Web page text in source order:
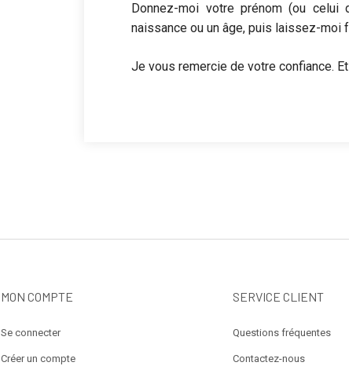
Donnez-moi votre prénom (ou
naissance ou un âge, puis laissez-moi
Je vous remercie de votre confiance.
MON COMPTE
Se connecter
Créer un compte
SERVICE CLIENT
Questions fréquentes
Contactez-nous